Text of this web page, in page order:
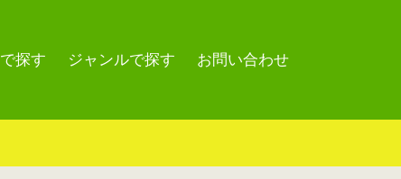
探す ジャンルで探す お問い合わせ